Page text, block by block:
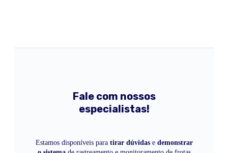
Fale com nossos
especialistas!
Estamos disponíveis para tirar dúvidase demonstrar